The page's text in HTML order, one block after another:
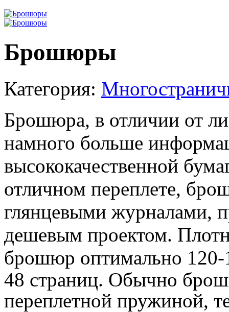
Брошюры
Категория:
Брошюра, в отличии от
намного больше
высококачественной
отличном переплете,
глянцевыми журналами,
дешевым проектом.
брошюр оптимально
48 страниц. Обычно
переплетной пружиной,